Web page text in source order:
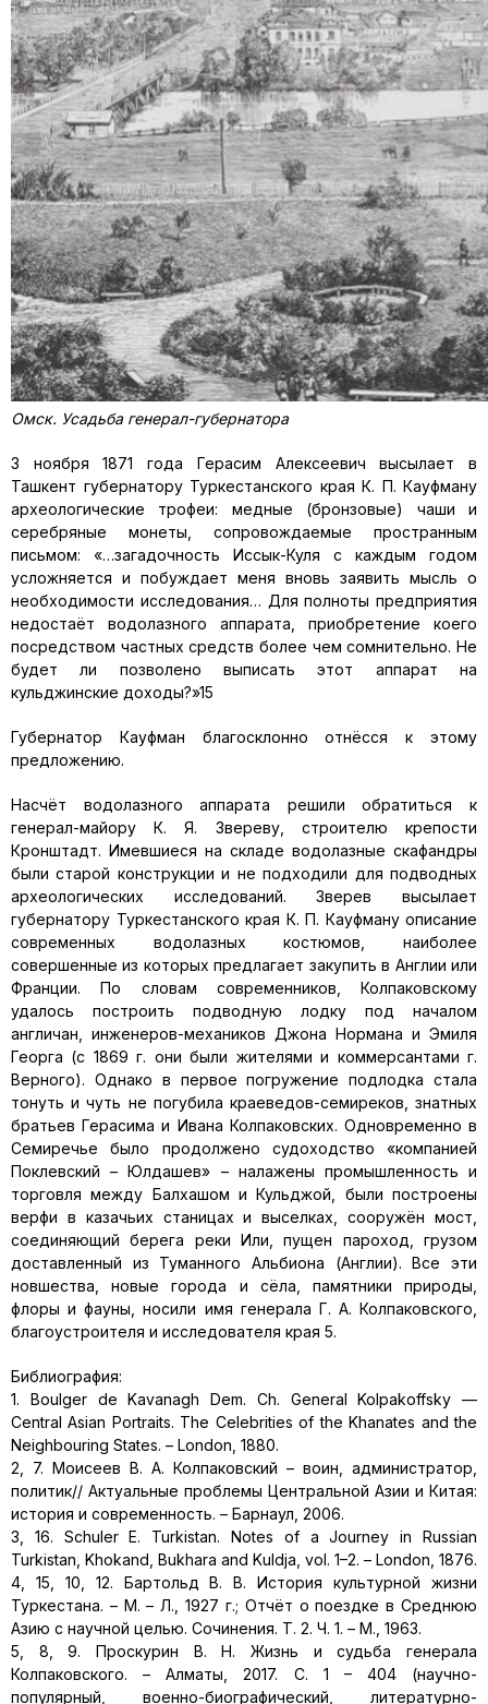
Омск. Усадьба генерал-губернатора
3 ноября 1871 года Герасим Алексеевич высылает в
Ташкент губернатору Туркестанского края К. П. Кауфману
археологические трофеи: медные (бронзовые) чаши и
серебряные монеты, сопровождаемые пространным
письмом: «…загадочность Иссык-Куля с каждым годом
усложняется и побуждает меня вновь заявить мысль о
необходимости исследования… Для полноты предприятия
недостаёт водолазного аппарата, приобретение коего
посредством частных средств более чем сомнительно. Не
будет ли позволено выписать этот аппарат на
кульджинские доходы?»15
Губернатор Кауфман благосклонно отнёсся к этому
предложению.
Насчёт водолазного аппарата решили обратиться к
генерал-майору К. Я. Звереву, строителю крепости
Кронштадт. Имевшиеся на складе водолазные скафандры
были старой конструкции и не подходили для подводных
археологических исследований. Зверев высылает
губернатору Туркестанского края К. П. Кауфману описание
современных водолазных костюмов, наиболее
совершенные из которых предлагает закупить в Англии или
Франции. По словам современников, Колпаковскому
удалось построить подводную лодку под началом
англичан, инженеров-механиков Джона Нормана и Эмиля
Георга (с 1869 г. они были жителями и коммерсантами г.
Верного). Однако в первое погружение подлодка стала
тонуть и чуть не погубила краеведов-семиреков, знатных
братьев Герасима и Ивана Колпаковских. Одновременно в
Семиречье было продолжено судоходство «компанией
Поклевский – Юлдашев» – налажены промышленность и
торговля между Балхашом и Кульджой, были построены
верфи в казачьих станицах и выселках, сооружён мост,
соединяющий берега реки Или, пущен пароход, грузом
доставленный из Туманного Альбиона (Англии). Все эти
новшества, новые города и сёла, памятники природы,
флоры и фауны, носили имя генерала Г. А. Колпаковского,
благоустроителя и исследователя края 5.
Библиография:
1. Bоulger de Kavanagh Dem. Ch. General Kolpakoffsky —
Central Asian Portraits. The Celebrities of the Khanates and the
Neighbouring States. – London, 1880.
2, 7. Моисеев В. А. Колпаковский – воин, администратор,
политик// Актуальные проблемы Центральной Азии и Китая:
история и современность. – Барнаул, 2006.
3, 16. Schuler E. Turkistan. Notes of a Journey in Russian
Turkistan, Khokand, Bukhara and Kuldja, vol. 1–2. – Lоndоn, 1876.
4, 15, 10, 12. Бартольд В. В. История культурной жизни
Туркестана. – М. – Л., 1927 г.; Отчёт о поездке в Среднюю
Азию с научной целью. Сочинения. Т. 2. Ч. 1. – М., 1963.
5, 8, 9. Проскурин В. Н. Жизнь и судьба генерала
Колпаковского. – Алматы, 2017. С. 1 – 404 (научно-
популярный, военно-биографический, литературно-